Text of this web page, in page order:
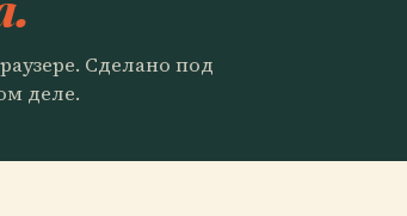
Сделано под
деле.